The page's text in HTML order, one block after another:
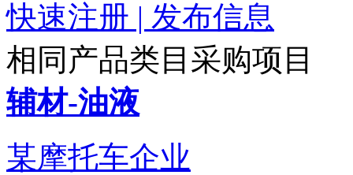
快速注册 | 发布信息
相同产品类目采购项目
辅材-油液
某摩托车企业